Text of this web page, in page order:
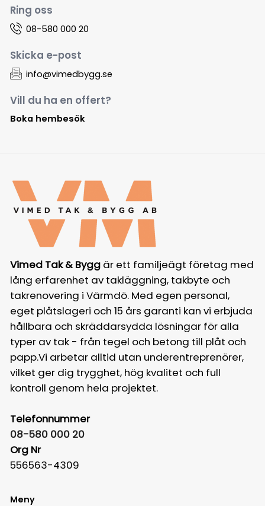
Ring oss
08-580 000 20
Skicka e-post
info@vimedbygg.se
Vill du ha en offert?
Boka hembesök
Vimed Tak & Byggär ett familjeägt företag med
lång erfarenhet av takläggning, takbyte och
takrenovering i Värmdö. Med egen personal,
eget plåtslageri och 15 års garanti kan vi erbjuda
hållbara och skräddarsydda lösningar för alla
typer av tak - från tegel och betong till plåt och
papp.Vi arbetar alltid utan underentreprenörer,
vilket ger dig trygghet, hög kvalitet och full
kontroll genom hela projektet.
Telefonnummer
08-580 000 20
Org Nr
556563-4309
Meny